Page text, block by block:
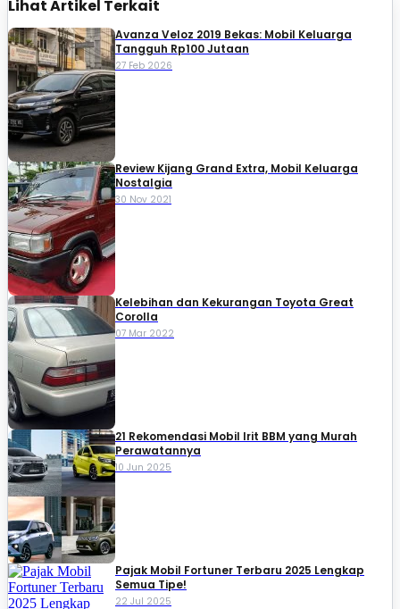
Lihat Artikel Terkait
Avanza Veloz 2019 Bekas: Mobil Keluarga
Tangguh Rp100 Jutaan
27 Feb 2026
Review Kijang Grand Extra, Mobil Keluarga
Nostalgia
30 Nov 2021
Kelebihan dan Kekurangan Toyota Great
Corolla
07 Mar 2022
21 Rekomendasi Mobil Irit BBM yang Murah
Perawatannya
10 Jun 2025
Pajak Mobil Fortuner Terbaru 2025 Lengkap
Semua Tipe!
22 Jul 2025